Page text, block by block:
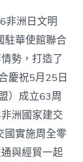
】
”
非洲日文明
駐華使館聯合
勢，打造了
慶祝5月25日
）成立63周
洲國家建交
國實施周全零
與經貿一起